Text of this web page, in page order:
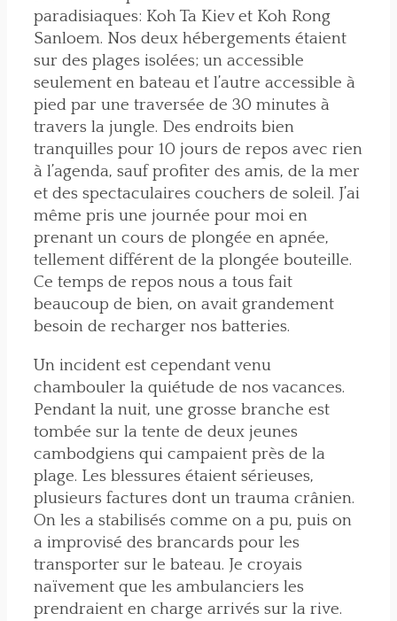
paradisiaques: Koh Ta Kiev et Koh Rong
Sanloem. Nos deux hébergements étaient
sur des plages isolées; un accessible
seulement en bateau et l’autre accessible à
pied par une traversée de 30 minutes à
travers la jungle. Des endroits bien
tranquilles pour 10 jours de repos avec rien
à l’agenda, sauf profiter des amis, de la mer
et des spectaculaires couchers de soleil. J’ai
même pris une journée pour moi en
prenant un cours de plongée en apnée,
tellement différent de la plongée bouteille.
Ce temps de repos nous a tous fait
beaucoup de bien, on avait grandement
besoin de recharger nos batteries.
Un incident est cependant venu
chambouler la quiétude de nos vacances.
Pendant la nuit, une grosse branche est
tombée sur la tente de deux jeunes
cambodgiens qui campaient près de la
plage. Les blessures étaient sérieuses,
plusieurs factures dont un trauma crânien.
On les a stabilisés comme on a pu, puis on
a improvisé des brancards pour les
transporter sur le bateau. Je croyais
naïvement que les ambulanciers les
prendraient en charge arrivés sur la rive.